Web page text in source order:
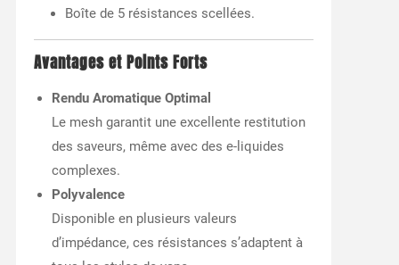
Boîte de 5 résistances scellées.
Avantages et Points Forts
Rendu Aromatique Optimal
Le mesh garantit une excellente restitution
des saveurs, même avec des e-liquides
complexes.
Polyvalence
Disponible en plusieurs valeurs
d’impédance, ces résistances s’adaptent à